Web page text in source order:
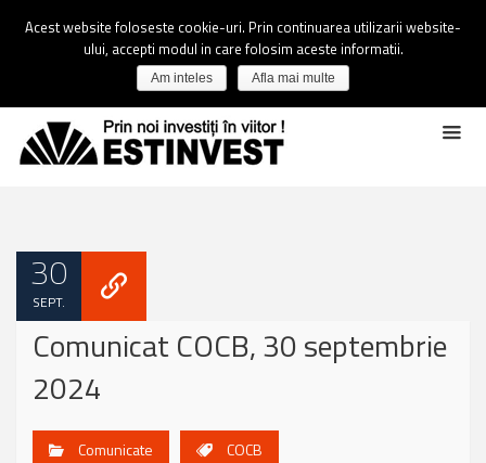
30
SEPT.
Comunicat COCB, 30 septembrie
2024
Comunicate COCB
Acest website foloseste cookie-uri. Prin continuarea utilizarii website-
ului, accepti modul in care folosim aceste informatii.
Am inteles Afla mai multe